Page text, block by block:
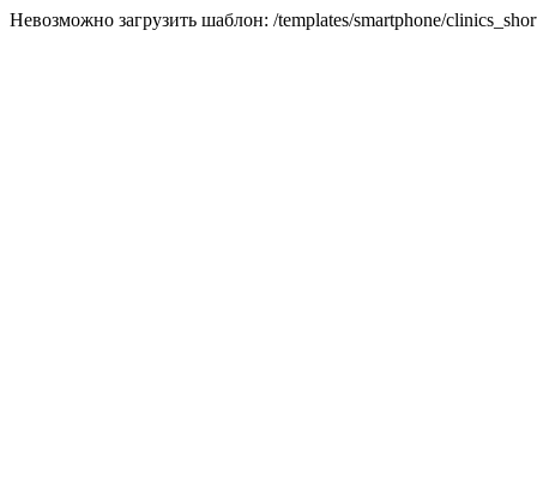
Невозможно загрузить шаблон: /templates/smartphone/